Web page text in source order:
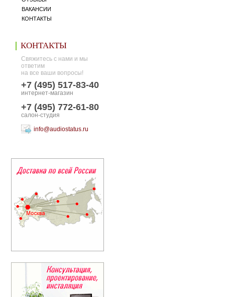
ВАКАНСИИ
КОНТАКТЫ
КОНТАКТЫ
Свяжитесь с нами и мы
ответим
на все ваши вопросы!
+7 (495) 517-83-40
интернет-магазин
+7 (495) 772-61-80
салон-студия
info@audiostatus.ru